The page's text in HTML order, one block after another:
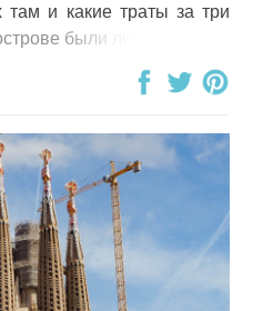
там и какие траты за три
были лично у нас.